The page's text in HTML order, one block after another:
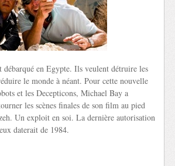
débarqué en Egypte. Ils veulent détruire les
le monde à néant. Pour cette nouvelle
et les Decepticons, Michael Bay a
les scènes finales de son film au pied
Un exploit en soi. La dernière autorisation
daterait de 1984.